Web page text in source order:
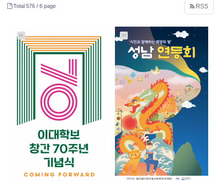
Total 576 / 6 page RSS
H H